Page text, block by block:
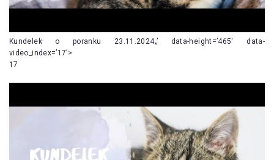
Kundelek o poranku 23.11.2024„’ data-height=’465′ data-
video_index=’17’>
17